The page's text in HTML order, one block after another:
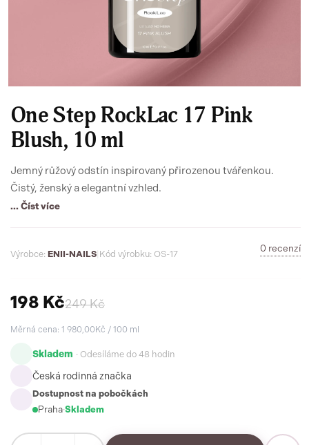
One Step RockLac 17 Pink
Blush, 10 ml
Jemný růžový odstín inspirovaný přirozenou tvářenkou.
Čistý, ženský a elegantní vzhled.
... Číst více
Výrobce: ENII-NAILS Kód výrobku: OS-17
0 recenzí
198 Kč249 Kč
Měrná cena: 1 980,00Kč / 100 ml
Skladem · Odesíláme do 48 hodin
Česká rodinná značka
Dostupnost na pobočkách
Praha·Skladem